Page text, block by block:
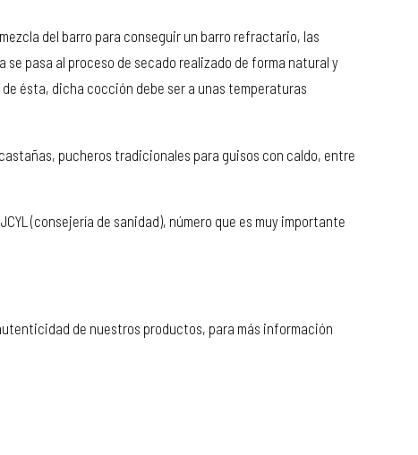
del barro para conseguir un barro refractario, las
pasa al proceso de secado realizado de forma natural y
ésta, dicha cocción debe ser a unas temperaturas
pucheros tradicionales para guisos con caldo, entre
(consejería de sanidad), número que es muy importante
de nuestros productos, para más información